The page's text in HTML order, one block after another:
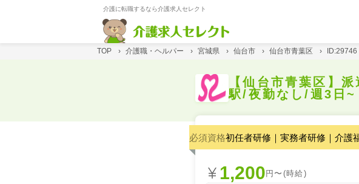
介護に転職するなら介護求人セレクト
TOP › 介護職・ヘルパー › 宮城県 › 仙台市 › 仙台市青葉区 › ID:29746
【仙台市青葉区】
駅/夜勤なし/週3日~
必須資格初任者研修｜実務者研修｜介護
1,200円〜(時給)